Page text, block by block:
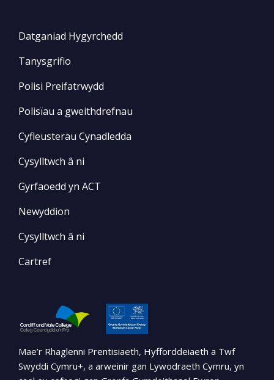
Datganiad Hygyrchedd
Tanysgrifio
Polisi Preifatrwydd
Polisïau a gweithdrefnau
Cyfleusterau Cynadledda
Cysylltwch â ni
Gyrfaoedd yn ACT
Newyddion
Cysylltwch â ni
Cartref
Mae’r Rhaglenni Prentisiaeth, Hyfforddeiaeth a Twf
Swyddi Cymru+, a arweinir gan Lywodraeth Cymru, yn